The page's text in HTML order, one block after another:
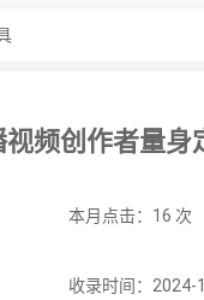
频创作者量身
本月点击：16 次
收录时间：2024-